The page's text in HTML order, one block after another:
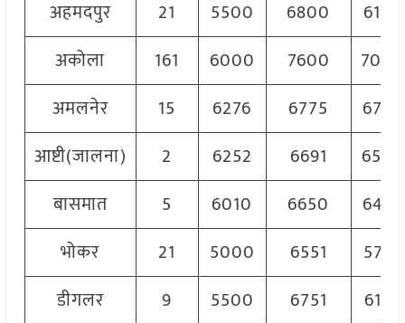
अहमदपुर 21 5500 6800
6150
अकोला
161 6000 7600
7000
अमलनेर
15 6276 6775
6775
आष्टी(जालना)
2 6252 6691
6550
बासमात
5 6010 6650
6462
भोकर
21 5000 6551
5776
डीगलर
9 5500 6751
6125